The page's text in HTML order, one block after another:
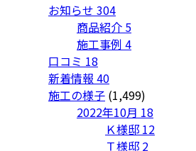
お知らせ 304
商品紹介 5
施工事例 4
口コミ 18
新着情報 40
施工の様子 (1,499)
2022年10月 18
Ｋ様邸 12
Ｔ様邸 2